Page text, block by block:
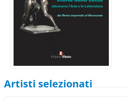
Artisti selezionati